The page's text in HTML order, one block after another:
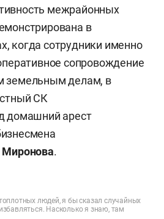
межрайонных
в
когда сотрудники именно
сопровождение
земельным делам, в
СК
домашний арест
Миронова.
людей, я бы сказал случайных
Насколько я знаю, там